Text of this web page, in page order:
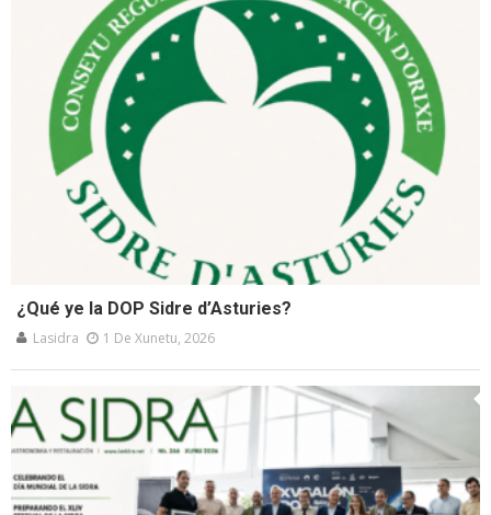
¿Qué ye la DOP Sidre d’Asturies?
Lasidra 1 De Xunetu, 2026